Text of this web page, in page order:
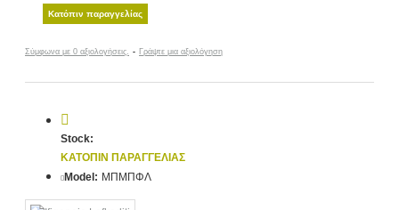
Κατόπιν παραγγελίας
Σύμφωνα με 0 αξιολογήσεις. - Γράψτε μια αξιολόγηση
Stock:
ΚΑΤΌΠΙΝ ΠΑΡΑΓΓΕΛΊΑΣ
Model: ΜΠΜΠΦΛ